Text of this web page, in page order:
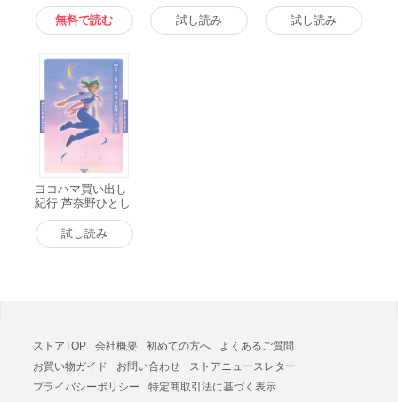
無料で読む
試し読み 試し読み
ヨコハマ買い出し
紀行 芦奈野ひとし
画集 電子書籍版
試し読み
ストアTOP 会社概要 初めての方へ
よくあるご質問
お買い物ガイド
お問い合わせ
ストアニュースレター
プライバシーポリシー
特定商取引法に基づく表示